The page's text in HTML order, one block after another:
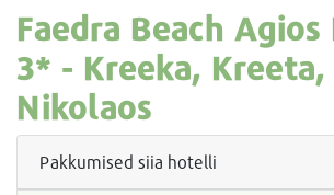
Faedra Beach
3* - Kreeka,
Nikolaos
Pakkumised siia hotelli